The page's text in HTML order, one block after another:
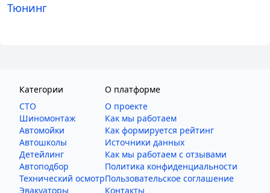
Тюнинг
Категории
СТО
Шиномонтаж
Автомойки
Автошколы
Детейлинг
Автоподбор
Технический осмотр
Эвакуаторы
О платформе
О проекте
Как мы работаем
Как формируется рейтинг
Источники данных
Как мы работаем с отзывами
Политика конфиденциальности
Пользовательское соглашение
Контакты